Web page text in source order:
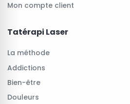
Mon compte client
Tatérapi Laser
La méthode
Addictions
Bien-être
Douleurs